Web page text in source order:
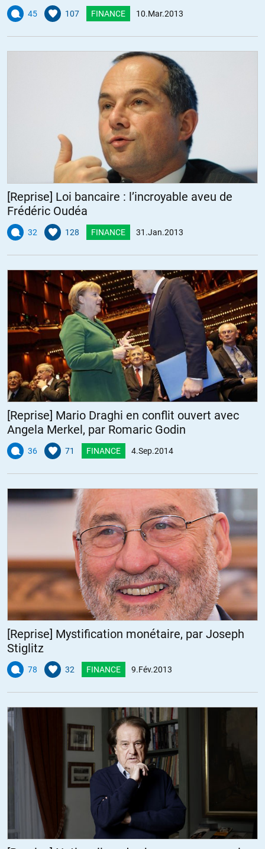
45 107 FINANCE 10.Mar.2013
[Reprise] Loi bancaire : l’incroyable aveu de
Frédéric Oudéa
32 128 FINANCE 31.Jan.2013
[Reprise] Mario Draghi en conflit ouvert avec
Angela Merkel, par Romaric Godin
36 71 FINANCE 4.Sep.2014
[Reprise] Mystification monétaire, par Joseph
Stiglitz
78 32 FINANCE 9.Fév.2013